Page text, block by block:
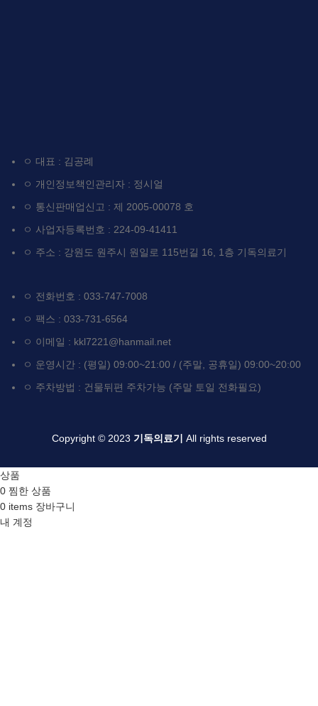
ㅇ 대표 : 김공례
ㅇ 개인정보책인관리자 : 정시얼
ㅇ 통신판매업신고 : 제 2005-00078 호
ㅇ 사업자등록번호 : 224-09-41411
ㅇ 주소 : 강원도 원주시 원일로 115번길 16, 1층 기독의료기
ㅇ 전화번호 : 033-747-7008
ㅇ 팩스 : 033-731-6564
ㅇ 이메일 : kkl7221@hanmail.net
ㅇ 운영시간 : (평일) 09:00~21:00 / (주말, 공휴일) 09:00~20:00
ㅇ 주차방법 : 건물뒤편 주차가능 (주말 토일 전화필요)
Copyright © 2023 기독의료기 All rights reserved
상품
0 찜한 상품
0 items 장바구니
내 계정